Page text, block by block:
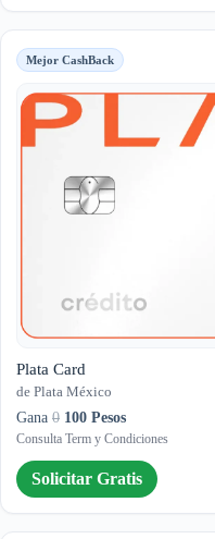
Mejor CashBack
Plata Card
de Plata México
Gana 0 100 Pesos
Consulta Term y Condiciones
Solicitar Gratis